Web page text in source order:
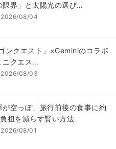
限界」と太陽光の選び…
2026/08/04
ンクエスト」×Geminiのコラボ
ニクエス…
2026/08/03
が空っぽ」旅行前後の食事に約
担を減らす賢い方法
2026/08/01